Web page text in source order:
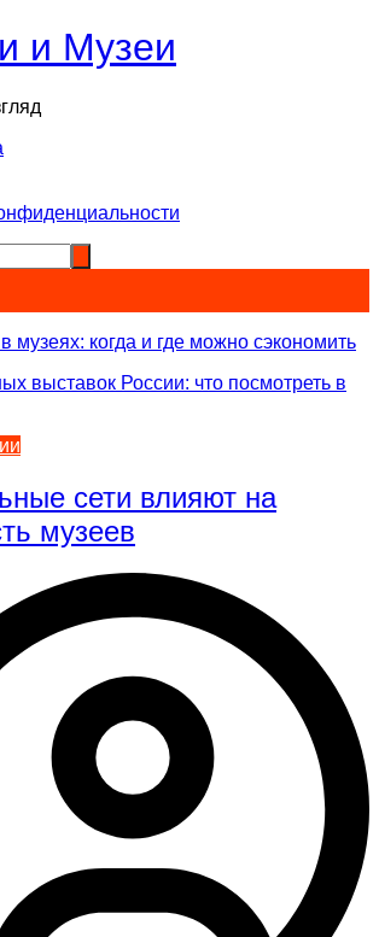
и Музеи
музеях: когда и где можно сэкономить
выставок России: что посмотреть в
сети влияют на
музеев